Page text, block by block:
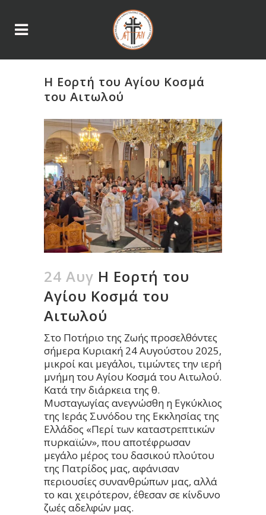
Η Εορτή του Αγίου Κοσμά
του Αιτωλού
24 Αυγ Η Εορτή του
Αγίου Κοσμά του
Αιτωλού
Στο Ποτήριο της Ζωής προσελθόντες
σήμερα Κυριακή 24 Αυγούστου 2025,
μικροί και μεγάλοι, τιμώντες την ιερή
μνήμη του Αγίου Κοσμά του Αιτωλού.
Κατά την διάρκεια της θ.
Μυσταγωγίας ανεγνώσθη η Εγκύκλιος
της Ιεράς Συνόδου της Εκκλησίας της
Ελλάδος «Περί των καταστρεπτικών
πυρκαϊών», που αποτέφρωσαν
μεγάλο μέρος του δασικού πλούτου
της Πατρίδος μας, αφάνισαν
περιουσίες συνανθρώπων μας, αλλά
το και χειρότερον, έθεσαν σε κίνδυνο
ζωές αδελφών μας.